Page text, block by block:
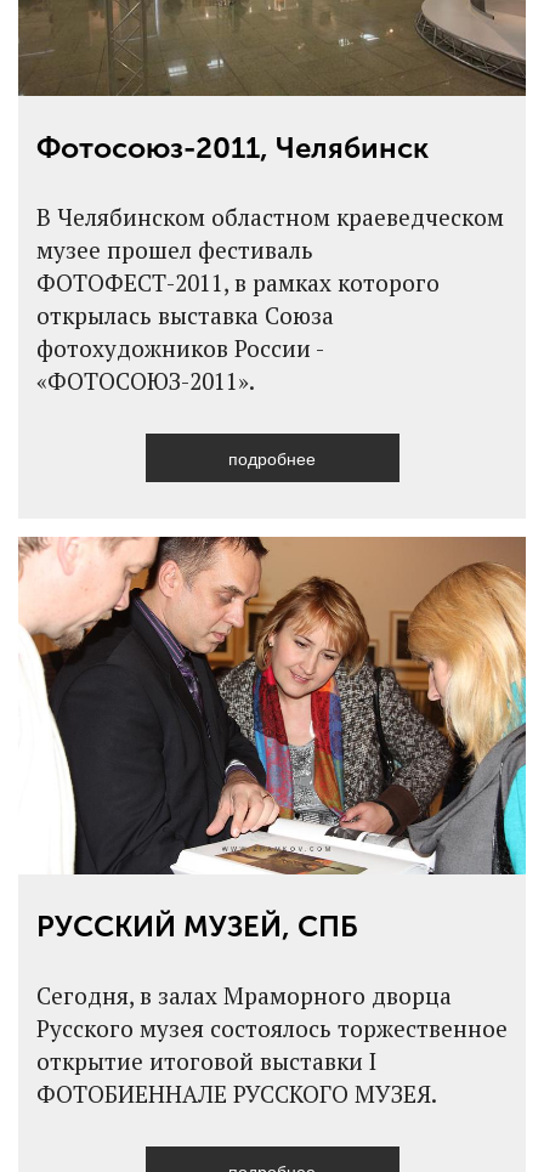
Фотосоюз-2011, Челябинск
В Челябинском областном краеведческом
музее прошел фестиваль
ФОТОФЕСТ-2011, в рамках которого
открылась выставка Союза
фотохудожников России -
«ФОТОСОЮЗ-2011».
подробнее
РУССКИЙ МУЗЕЙ, СПБ
Сегодня, в залах Мраморного дворца
Русского музея состоялось торжественное
открытие итоговой выставки I
ФОТОБИЕННАЛЕ РУССКОГО МУЗЕЯ.